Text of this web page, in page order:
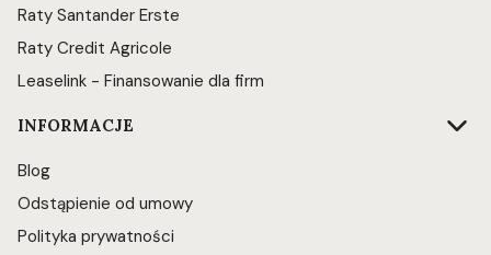
Raty Santander Erste
Raty Credit Agricole
Leaselink - Finansowanie dla firm
INFORMACJE
Blog
Odstąpienie od umowy
Polityka prywatności